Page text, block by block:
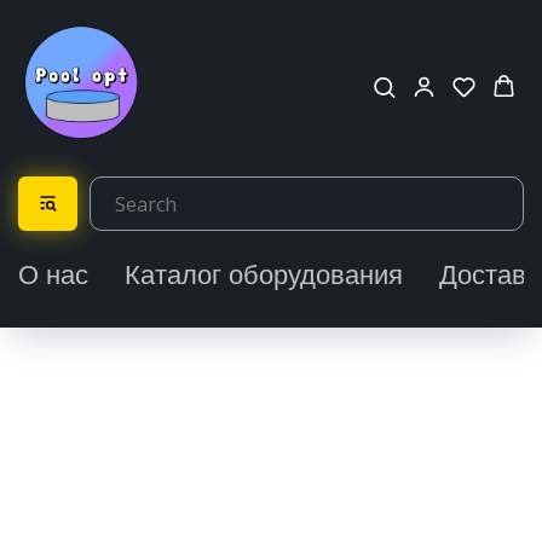
О нас Каталог оборудования